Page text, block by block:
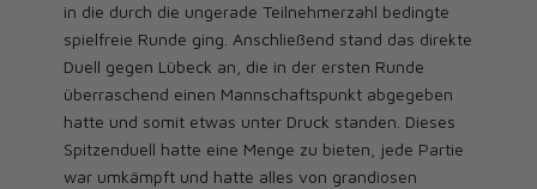
in die durch die ungerade Teilnehmerzahl bedingte
spielfreie Runde ging. Anschließend stand das direkte
Duell gegen Lübeck an, die in der ersten Runde
überraschend einen Mannschaftspunkt abgegeben
hatte und somit etwas unter Druck standen. Dieses
Spitzenduell hatte eine Menge zu bieten, jede Partie
war umkämpft und hatte alles von grandiosen